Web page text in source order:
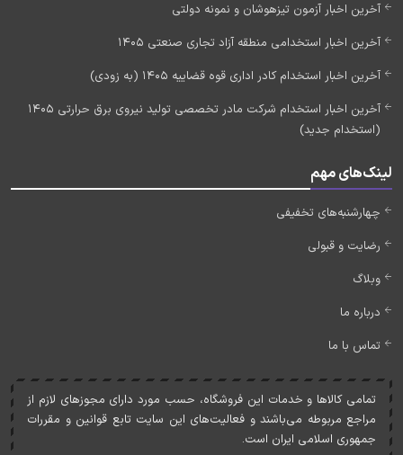
آخرین اخبار آزمون تیزهوشان و نمونه دولتی
آخرین اخبار استخدامی منطقه آزاد تجاری صنعتی 1405
آخرین اخبار استخدام کادر اداری قوه قضاییه 1405 (به زودی)
آخرین اخبار استخدام شرکت مادر تخصصی تولید نیروی برق حرارتی 1405
(استخدام جدید)
لینک‌های مهم
چهارشنبه‌های تخفیفی
رضایت و قبولی
وبلاگ
درباره ما
تماس با ما
تمامی کالاها و خدمات اين فروشگاه، حسب مورد دارای مجوزهای لازم از
مراجع مربوطه می‌باشند و فعاليت‌های اين سايت تابع قوانين و مقررات
جمهوری اسلامی ايران است.